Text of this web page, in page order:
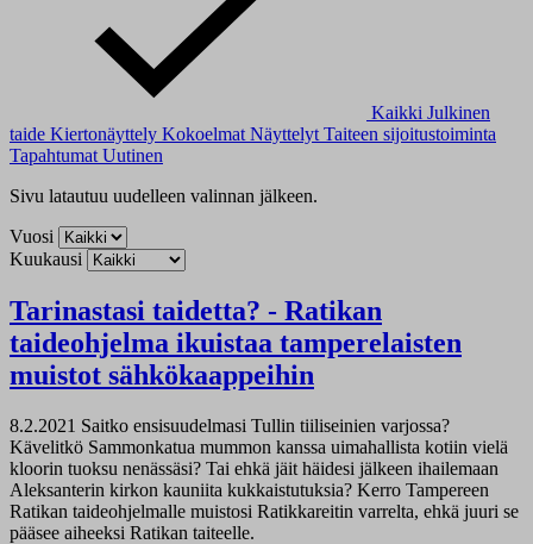
Kaikki Julkinen
taide Kiertonäyttely Kokoelmat Näyttelyt Taiteen sijoitustoiminta
Tapahtumat Uutinen
Sivu latautuu uudelleen valinnan jälkeen.
Vuosi
Kuukausi
Tarinastasi taidetta? - Ratikan
taideohjelma ikuistaa tamperelaisten
muistot sähkökaappeihin
8.2.2021 Saitko ensisuudelmasi Tullin tiiliseinien varjossa?
Kävelitkö Sammonkatua mummon kanssa uimahallista kotiin vielä
kloorin tuoksu nenässäsi? Tai ehkä jäit häidesi jälkeen ihailemaan
Aleksanterin kirkon kauniita kukkaistutuksia? Kerro Tampereen
Ratikan taideohjelmalle muistosi Ratikkareitin varrelta, ehkä juuri se
pääsee aiheeksi Ratikan taiteelle.